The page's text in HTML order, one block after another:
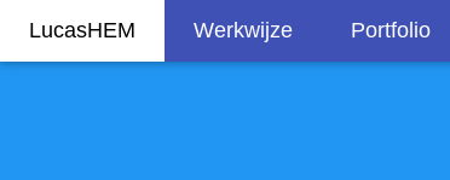
LucasHEM Werkwijze Portfolio